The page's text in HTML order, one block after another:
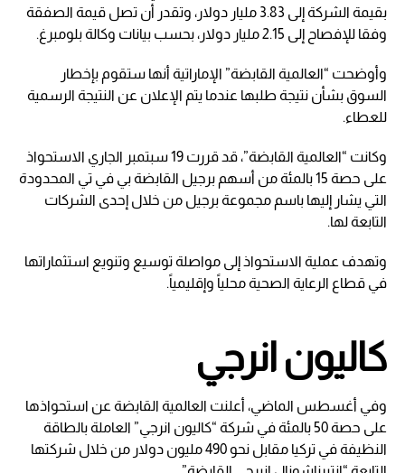
بقيمة الشركة إلى 3.83 مليار دولار، وتقدر أن تصل قيمة الصفقة
وفقا للإفصاح إلى 2.15 مليار دولار، بحسب بيانات وكالة بلومبرغ.
وأوضحت “العالمية القابضة” الإماراتية أنها ستقوم بإخطار
السوق بشأن نتيجة طلبها عندما يتم الإعلان عن النتيجة الرسمية
للعطاء.
وكانت “العالمية القابضة”، قد قررت 19 سبتمبر الجاري الاستحواذ
على حصة 15 بالمئة من أسهم برجيل القابضة بي في تي المحدودة
التي يشار إليها باسم مجموعة برجيل من خلال إحدى الشركات
التابعة لها.
وتهدف عملية الاستحواذ إلى مواصلة توسيع وتنويع استثماراتها
في قطاع الرعاية الصحية محلياً وإقليمياً.
كاليون انرجي
وفي أغسطس الماضي، أعلنت العالمية القابضة عن استحواذها
على حصة 50 بالمئة في شركة “كاليون انرجي” العاملة بالطاقة
النظيفة في تركيا مقابل نحو 490 مليون دولار من خلال شركتها